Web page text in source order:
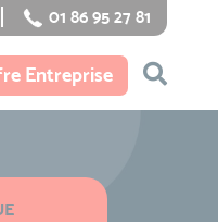
01 86 95 27 81
Entreprise